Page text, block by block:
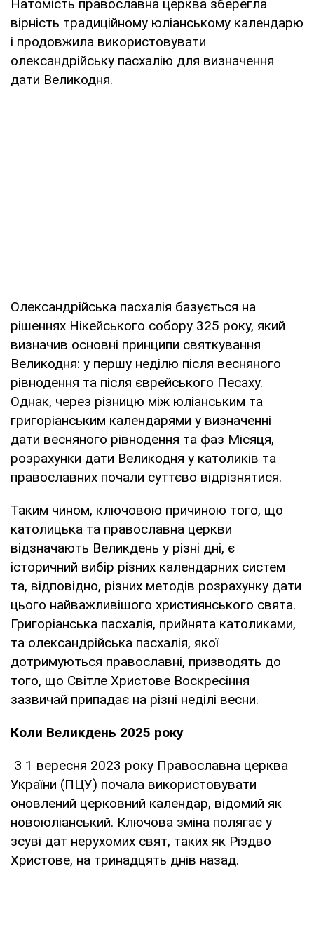
Натомість православна церква зберегла
вірність традиційному юліанському календарю
і продовжила використовувати
олександрійську пасхалію для визначення
дати Великодня.
Олександрійська пасхалія базується на
рішеннях Нікейського собору 325 року, який
визначив основні принципи святкування
Великодня: у першу неділю після весняного
рівнодення та після єврейського Песаху.
Однак, через різницю між юліанським та
григоріанським календарями у визначенні
дати весняного рівнодення та фаз Місяця,
розрахунки дати Великодня у католиків та
православних почали суттєво відрізнятися.
Таким чином, ключовою причиною того, що
католицька та православна церкви
відзначають Великдень у різні дні, є
історичний вибір різних календарних систем
та, відповідно, різних методів розрахунку дати
цього найважливішого християнського свята.
Григоріанська пасхалія, прийнята католиками,
та олександрійська пасхалія, якої
дотримуються православні, призводять до
того, що Світле Христове Воскресіння
зазвичай припадає на різні неділі весни.
Коли Великдень 2025 року
З 1 вересня 2023 року Православна церква
України (ПЦУ) почала використовувати
оновлений церковний календар, відомий як
новоюліанський. Ключова зміна полягає у
зсуві дат нерухомих свят, таких як Різдво
Христове, на тринадцять днів назад.